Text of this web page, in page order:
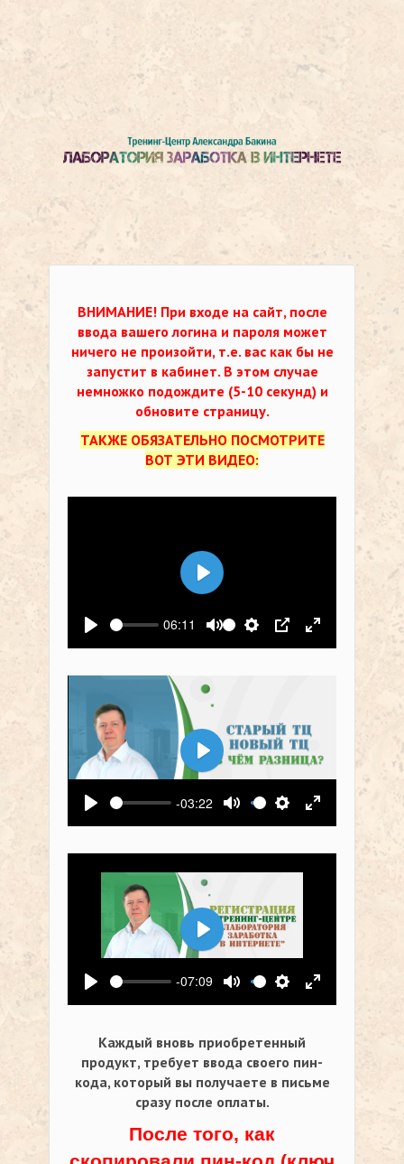
ВНИМАНИЕ! При входе на сайт, после
ввода вашего логина и пароля может
ничего не произойти, т.е. вас как бы не
запустит в кабинет. В этом случае
немножко подождите (5-10 секунд) и
обновите страницу.
ТАКЖЕ ОБЯЗАТЕЛЬНО ПОСМОТРИТЕ
ВОТ ЭТИ ВИДЕО:
Воспроизвести
06:11
Выключить звук
Настройки
PIP На весь
Воспроизвести
Воспроизвести
-03:22
Выключить звук
Настройки
На весь
Воспроизвести
Воспроизвести
-07:09
Выключить звук
Настройки
На весь
Воспроизвести
Каждый вновь приобретенный
продукт, требует ввода своего пин-
кода, который вы получаете в письме
сразу после оплаты.
После того, как